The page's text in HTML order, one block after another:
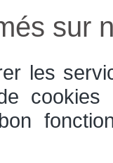
sur
les
cookies